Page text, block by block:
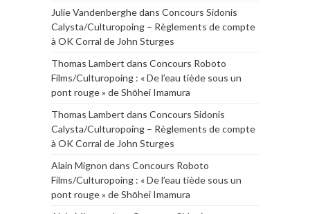
Julie Vandenberghedans Concours Sidonis
Calysta/Culturopoing – Règlements de compte
à OK Corral de John Sturges
Thomas Lambert dans Concours Roboto
Films/Culturopoing : « De l’eau tiède sous un
pont rouge » de Shōhei Imamura
Thomas Lambert dans Concours Sidonis
Calysta/Culturopoing – Règlements de compte
à OK Corral de John Sturges
Alain Mignon dans Concours Roboto
Films/Culturopoing : « De l’eau tiède sous un
pont rouge » de Shōhei Imamura